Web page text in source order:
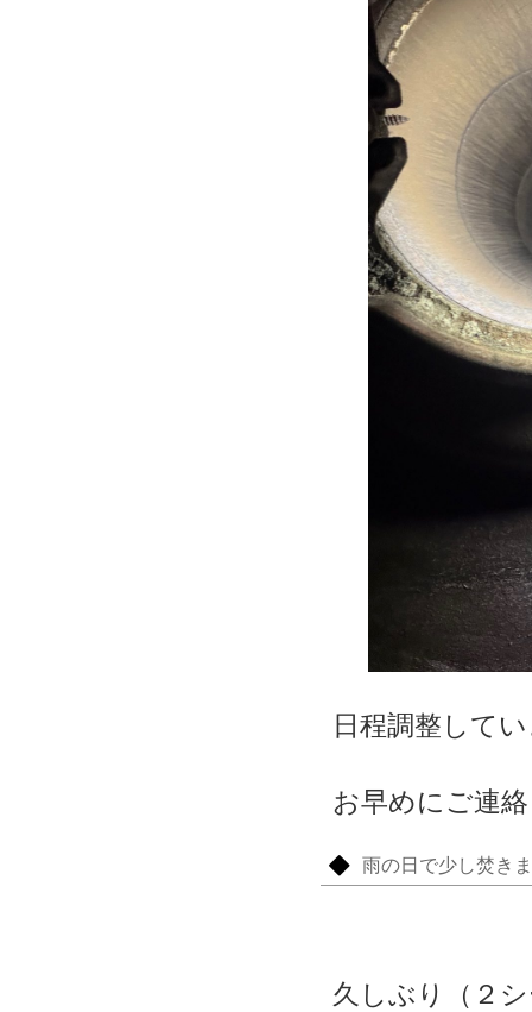
日程調整して
お早めにご連
雨の日で少し焚き
久しぶり（２